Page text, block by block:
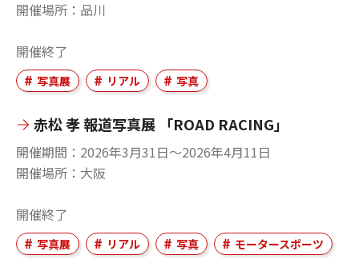
開催場所
品川
開催終了
写真展 リアル 写真
赤松 孝 報道写真展 「ROAD RACING」
開催期間
2026年3月31日〜2026年4月11日
開催場所
大阪
開催終了
写真展 リアル 写真 モータースポーツ